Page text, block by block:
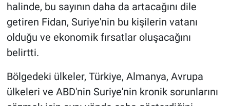
halinde, bu sayının daha da artacağını dile
getiren Fidan, Suriye'nin bu kişilerin vatanı
olduğu ve ekonomik fırsatlar oluşacağını
belirtti.
Bölgedeki ülkeler, Türkiye, Almanya, Avrupa
ülkeleri ve ABD'nin Suriye'nin kronik sorunlarını